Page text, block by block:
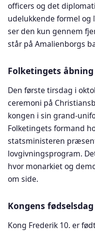
officers og det
udelukkende formel og
ser den kun gennem
står på Amalienborgs
Folketingets
Den første tirsdag i
ceremoni på
kongen i sin grand-
Folketingets formand
statsministeren
lovgivningsprogram.
hvor monarkiet og
om side.
Kongens
Kong Frederik 10. er